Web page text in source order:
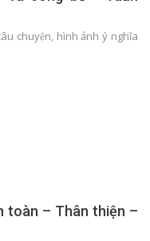
chuyện, hình ảnh ý nghĩa
toàn – Thân thiện –